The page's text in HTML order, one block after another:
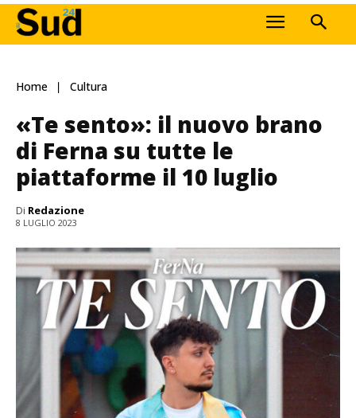
Home Cultura
«Te sento»: il nuovo brano
di Ferna su tutte le
piattaforme il 10 luglio
Di Redazione
8 LUGLIO 2023